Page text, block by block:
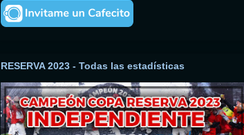
RESERVA 2023 - Todas las estadísticas